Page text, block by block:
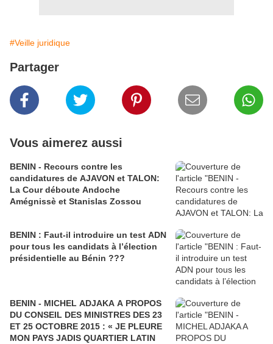
#Veille juridique
Partager
Vous aimerez aussi
BENIN - Recours contre les
candidatures de AJAVON et TALON:
La Cour déboute Andoche
Amégnissè et Stanislas Zossou
BENIN : Faut-il introduire un test ADN
pour tous les candidats à l’élection
présidentielle au Bénin ???
BENIN - MICHEL ADJAKA A PROPOS
DU CONSEIL DES MINISTRES DES 23
ET 25 OCTOBRE 2015 : « JE PLEURE
MON PAYS JADIS QUARTIER LATIN